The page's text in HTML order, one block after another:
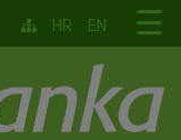
☰
HR EN